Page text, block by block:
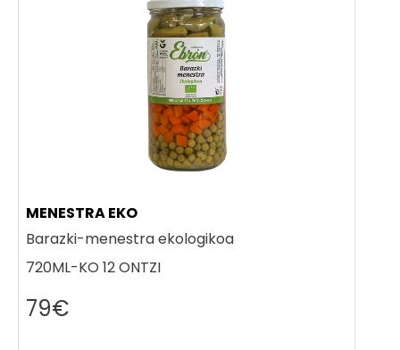
MENESTRA EKO
Barazki-menestra ekologikoa
720ML-KO 12 ONTZI
79€